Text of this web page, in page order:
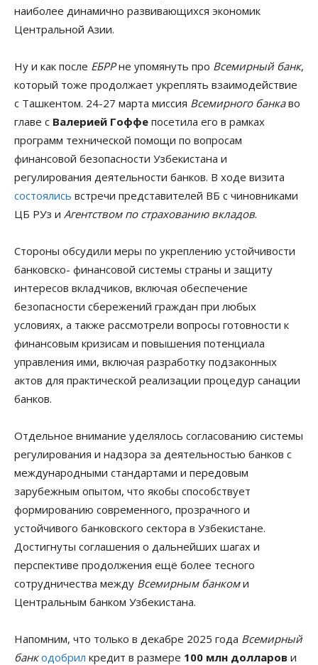
наиболее динамично развивающихся экономик
Центральной Азии.
Ну и как после ЕБРРне упомянуть про Всемирный банк,
который тоже продолжает укреплять взаимодействие
с Ташкентом. 24-27 марта миссия Всемирного банкаво
главе с Валерией Гоффе посетила его в рамках
программ технической помощи по вопросам
финансовой безопасности Узбекистана и
регулирования деятельности банков. В ходе визита
состоялись встречи представителей ВБ с чиновниками
ЦБ РУз и Агентством по страхованию вкладов.
Стороны обсудили меры по укреплению устойчивости
банковско- финансовой системы страны и защиту
интересов вкладчиков, включая обеспечение
безопасности сбережений граждан при любых
условиях, а также рассмотрели вопросы готовности к
финансовым кризисам и повышения потенциала
управления ими, включая разработку подзаконных
актов для практической реализации процедур санации
банков.
Отдельное внимание уделялось согласованию системы
регулирования и надзора за деятельностью банков с
международными стандартами и передовым
зарубежным опытом, что якобы способствует
формированию современного, прозрачного и
устойчивого банковского сектора в Узбекистане.
Достигнуты соглашения о дальнейших шагах и
перспективе продолжения ещё более тесного
сотрудничества между Всемирным банкоми
Центральным банком Узбекистана.
Напомним, что только в декабре 2025 года Всемирный
банк одобрил кредит в размере 100 млн долларов и